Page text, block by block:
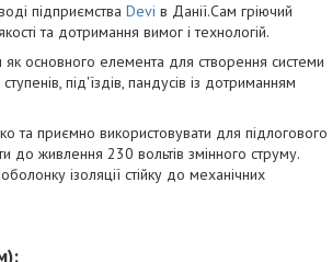
підприємства Devi в Данії.Сам гріючий
та дотримання вимог і технологій.
основного елемента для створення системи
під'їздів, пандусів із дотриманням
та приємно використовувати для підлогового
до живлення 230 вольтів змінного струму.
ізоляції стійку до механічних